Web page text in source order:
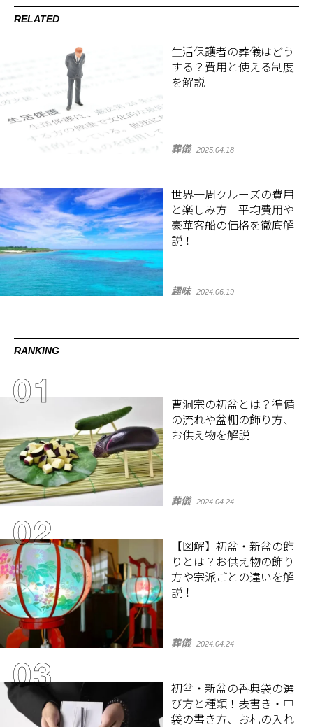
RELATED
生活保護者の葬儀はどう
する？費用と使える制度
を解説
葬儀 2025.04.18
世界一周クルーズの費用
と楽しみ方 平均費用や
豪華客船の価格を徹底解
説！
趣味 2024.06.19
RANKING
曹洞宗の初盆とは？準備
の流れや盆棚の飾り方、
お供え物を解説
葬儀 2024.04.24
【図解】初盆・新盆の飾
りとは？お供え物の飾り
方や宗派ごとの違いを解
説！
葬儀 2024.04.24
初盆・新盆の香典袋の選
び方と種類！表書き・中
袋の書き方、お札の入れ